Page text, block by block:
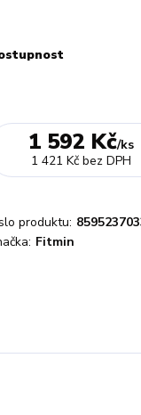
1 592 Kč/ks
1 421 Kč bez DPH
produktu:
Fitmin